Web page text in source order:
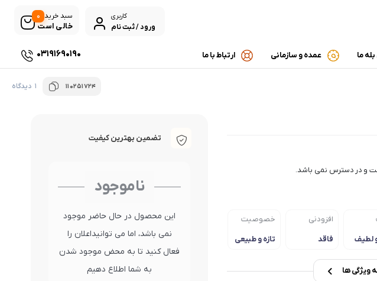
کاربری
ورود / ثبت نام
سبد خرید
خالی است
0
ما عمده و سازمانی ارتباط با ما 03191690190
110251724 1 دیدگاه
و در دسترس نمی باشد.
لطیف
افزودنی
فاقد
خصوصیت
تازه و طبیعی
ویژگی ها
تضمین بهترین کیفیت
ناموجود
این محصول در حال حاضر موجود
نمی باشد، اما می توانیداعلان را
فعال کنید تا به محض موجود شدن
به شما اطلاع دهیم